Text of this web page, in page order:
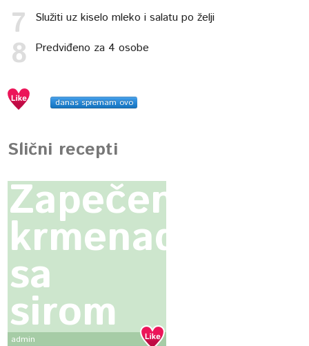
Služiti uz kiselo mleko i salatu po želji
Predviđeno za 4 osobe
danas spremam ovo
Slični recepti
Zapečene
krmenadle
sa
sirom
admin